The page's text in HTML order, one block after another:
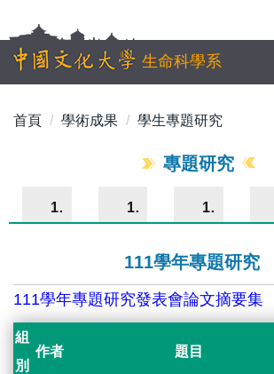
到
主
容
生命科學系
首頁 學術成果 學生專題研究
專題研究
114學年 113學年 112學年
111學年專題研究
111學年專題研究發表會論文摘要集
組
別
作者 題目